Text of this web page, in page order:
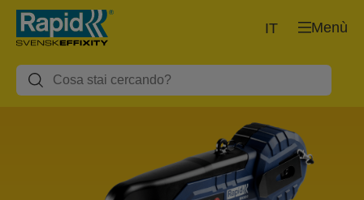
Menù
IT